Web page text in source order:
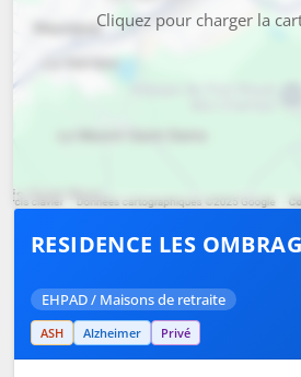
Cliquez pour charger la
RESIDENCE LES
EHPAD / Maisons de retraite
ASH Alzheimer Privé